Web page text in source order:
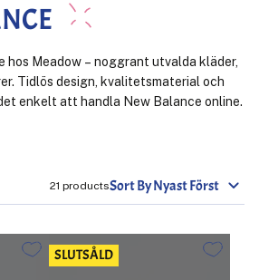
hos Meadow – noggrant utvalda kläder,
Tidlös design, kvalitetsmaterial och
enkelt att handla New Balance online.
21 productsSort By Nyast Först
SLUTSÅLD